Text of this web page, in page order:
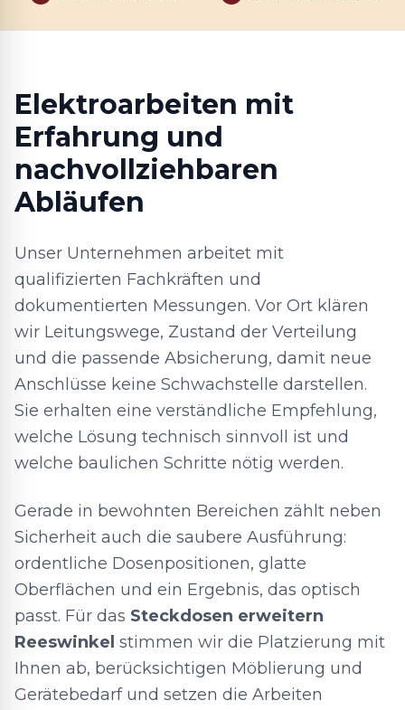
Elektroarbeiten mit
Erfahrung und
nachvollziehbaren
Abläufen
Unser Unternehmen arbeitet mit
qualifizierten Fachkräften und
dokumentierten Messungen. Vor Ort klären
wir Leitungswege, Zustand der Verteilung
und die passende Absicherung, damit neue
Anschlüsse keine Schwachstelle darstellen.
Sie erhalten eine verständliche Empfehlung,
welche Lösung technisch sinnvoll ist und
welche baulichen Schritte nötig werden.
Gerade in bewohnten Bereichen zählt neben
Sicherheit auch die saubere Ausführung:
ordentliche Dosenpositionen, glatte
Oberflächen und ein Ergebnis, das optisch
passt. Für das Steckdosen erweitern
Reeswinkel stimmen wir die Platzierung mit
Ihnen ab, berücksichtigen Möblierung und
Gerätebedarf und setzen die Arbeiten